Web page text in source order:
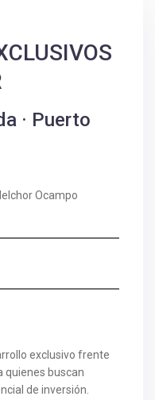
· Puerto
Ocampo
exclusivo frente
quienes buscan
de inversión.